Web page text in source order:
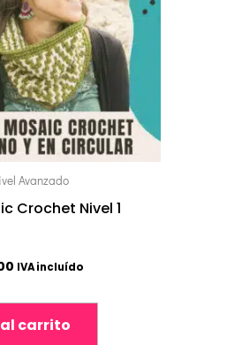
Avanzado
Crochet Nivel 1
IVA incluído
carrito